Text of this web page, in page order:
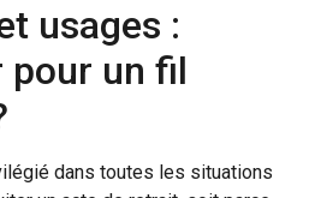
usages :
pour un fil
dans toutes les situations